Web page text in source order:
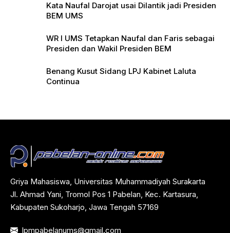
Kata Naufal Darojat usai Dilantik jadi Presiden
BEM UMS
WR I UMS Tetapkan Naufal dan Faris sebagai
Presiden dan Wakil Presiden BEM
Benang Kusut Sidang LPJ Kabinet Laluta
Continua
Griya Mahasiswa, Universitas Muhammadiyah Surakarta
Jl. Ahmad Yani, Tromol Pos 1 Pabelan, Kec. Kartasura,
Kabupaten Sukoharjo, Jawa Tengah 57169
lpmpabelanums@gmail.com